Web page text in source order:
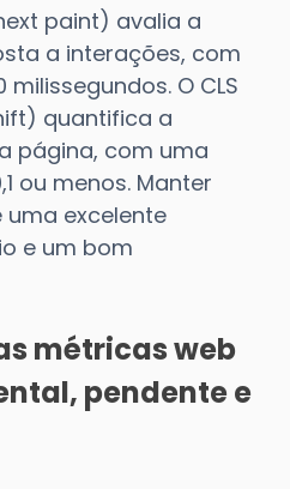
paint) avalia a
a interações, com
O CLS
quantifica a
página, com uma
ou menos. Manter
excelente
e um bom
métricas web
pendente e